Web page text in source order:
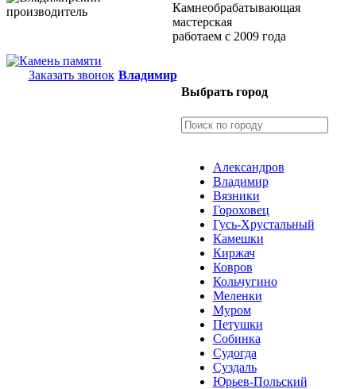
Камнеобрабатывающая
мастерская
работаем с 2009 года
Заказать звонок Владимир
Выбрать город
Александров
Владимир
Вязники
Гороховец
Гусь-Хрустальный
Камешки
Киржач
Ковров
Кольчугино
Меленки
Муром
Петушки
Собинка
Судогда
Суздаль
Юрьев-Польский